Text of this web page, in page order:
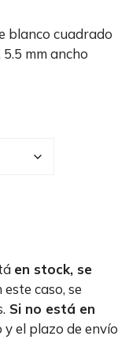
blanco cuadrado
mm ancho
en stock, se
este caso, se
Si no está en
el plazo de envío